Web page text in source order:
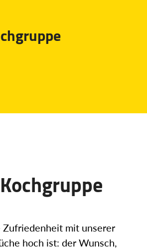
mit unserer
hoch ist: der Wunsch,